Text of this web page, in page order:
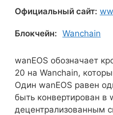
Официальный сайт:
Блокчейн: Wanchain
wanEOS обозначает
20 на Wanchain,
Один wanEOS равен
быть конвертирован в
децентрализованным